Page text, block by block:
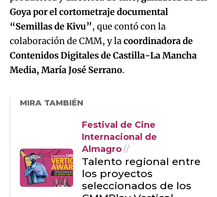
Goya por el cortometraje documental
“Semillas de Kivu”, que contó con la
colaboración de CMM, y lacoordinadora de
Contenidos Digitales de Castilla-La Mancha
Media, María José Serrano.
MIRA TAMBIÉN
Festival de Cine
Internacional de
Almagro
Talento regional entre
los proyectos
seleccionados de los